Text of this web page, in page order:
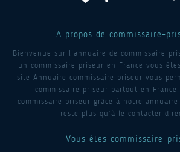
A propos de commissaire-
Bienvenue sur l’annuaire de commissaire
un commissaire priseur en France vous
site Annuaire commissaire priseur vous
commissaire priseur partout en
commissaire priseur grâce à notre
reste plus qu’à le contacter
Vous êtes commissaire-